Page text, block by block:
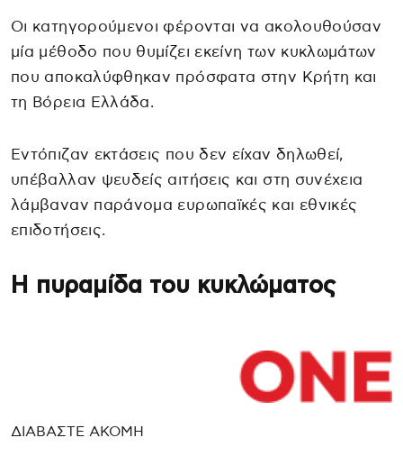
Οι κατηγορούμενοι φέρονται να ακολουθούσαν
μία μέθοδο που θυμίζει εκείνη των κυκλωμάτων
που αποκαλύφθηκαν πρόσφατα στην Κρήτη και
τη Βόρεια Ελλάδα.
Εντόπιζαν εκτάσεις που δεν είχαν δηλωθεί,
υπέβαλλαν ψευδείς αιτήσεις και στη συνέχεια
λάμβαναν παράνομα ευρωπαϊκές και εθνικές
επιδοτήσεις.
Η πυραμίδα του κυκλώματος
ΔΙΑΒΑΣΤΕ ΑΚΟΜΗ